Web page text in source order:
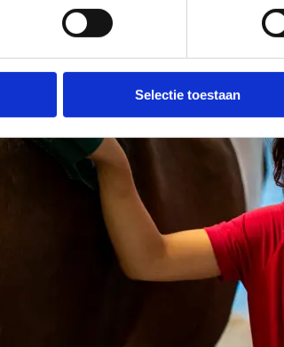
Selectie toestaan